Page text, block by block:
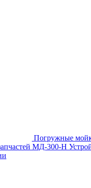
Погружные
МД-300-H